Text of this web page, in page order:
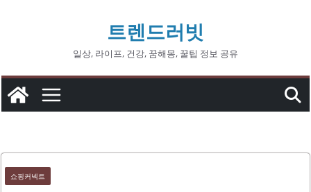
트렌드러빗
일상, 라이프, 건강, 꿈해몽, 꿀팁 정보 공유
쇼핑커넥트